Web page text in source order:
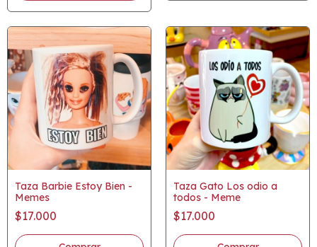
Taza Barbie Estoy Bien -
Memes
$17.000
Taza Gato Los odio a
todos - Meme
$17.000